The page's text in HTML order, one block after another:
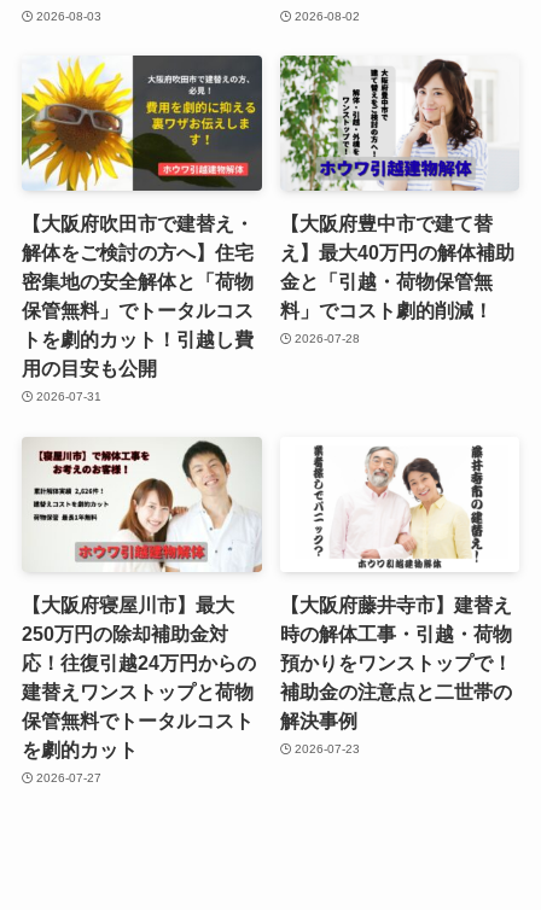
2026-08-03 2026-08-02
【大阪府吹田市で建替え・
解体をご検討の方へ】住宅
密集地の安全解体と「荷物
保管無料」でトータルコス
トを劇的カット！引越し費
用の目安も公開
2026-07-31
【大阪府豊中市で建て替
え】最大40万円の解体補助
金と「引越・荷物保管無
料」でコスト劇的削減！
2026-07-28
【大阪府寝屋川市】最大
250万円の除却補助金対
応！往復引越24万円からの
建替えワンストップと荷物
保管無料でトータルコスト
を劇的カット
2026-07-27
【大阪府藤井寺市】建替え
時の解体工事・引越・荷物
預かりをワンストップで！
補助金の注意点と二世帯の
解決事例
2026-07-23